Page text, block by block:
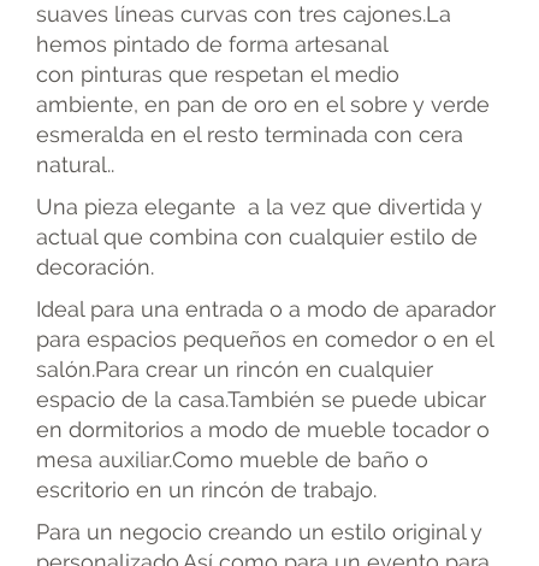
suaves líneas curvas con tres cajones.La
hemos pintado de forma artesanal
con pinturas que respetan el medio
ambiente, en pan de oro en el sobre y verde
esmeralda en el resto terminada con cera
natural..
Una pieza elegante a la vez que divertida y
actual que combina con cualquier estilo de
decoración.
Ideal para una entrada o a modo de aparador
para espacios pequeños en comedor o en el
salón.Para crear un rincón en cualquier
espacio de la casa.También se puede ubicar
en dormitorios a modo de mueble tocador o
mesa auxiliar.Como mueble de baño o
escritorio en un rincón de trabajo.
Para un negocio creando un estilo original y